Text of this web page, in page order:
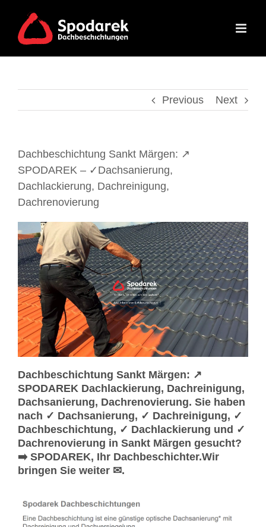
content
Previous Next
Dachbeschichtung Sankt Märgen: ↗️
SPODAREK – ✓Dachsanierung,
Dachlackierung, Dachreinigung,
Dachrenovierung
Dachbeschichtung Sankt Märgen: ↗️
SPODAREK Dachlackierung, Dachreinigung,
Dachsanierung, Dachrenovierung. Sie haben
nach ✓ Dachsanierung, ✓ Dachreinigung, ✓
Dachbeschichtung, ✓ Dachlackierung und ✓
Dachrenovierung in Sankt Märgen gesucht?
➡️ SPODAREK, Ihr Dachbeschichter.Wir
bringen Sie weiter ✉.